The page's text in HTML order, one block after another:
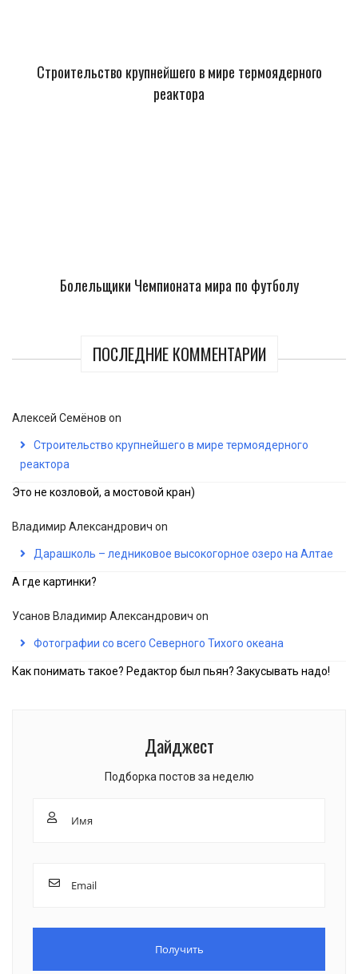
Строительство крупнейшего в мире термоядерного
реактора
Болельщики Чемпионата мира по футболу
ПОСЛЕДНИЕ КОММЕНТАРИИ
Алексей Семёнов on
Строительство крупнейшего в мире термоядерного
реактора
Это не козловой, а мостовой кран)
Владимир Александрович on
Дарашколь – ледниковое высокогорное озеро на Алтае
А где картинки?
Усанов Владимир Александрович on
Фотографии со всего Северного Тихого океана
Как понимать такое? Редактор был пьян? Закусывать надо!
Дайджест
Подборка постов за неделю